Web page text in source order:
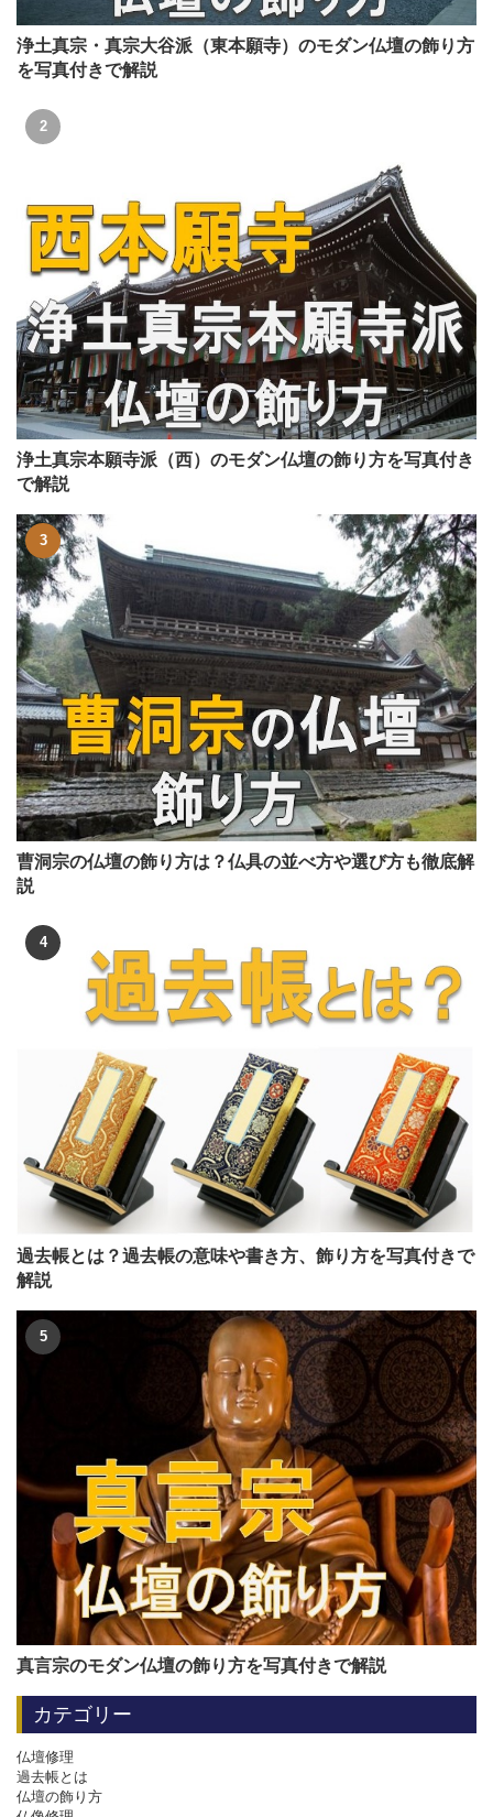
浄土真宗・真宗大谷派（東本願寺）のモダン仏壇の飾り方
を写真付きで解説
浄土真宗本願寺派（西）のモダン仏壇の飾り方を写真付き
で解説
曹洞宗の仏壇の飾り方は？仏具の並べ方や選び方も徹底解
説
過去帳とは？過去帳の意味や書き方、飾り方を写真付きで
解説
真言宗のモダン仏壇の飾り方を写真付きで解説
カテゴリー
仏壇修理
過去帳とは
仏壇の飾り方